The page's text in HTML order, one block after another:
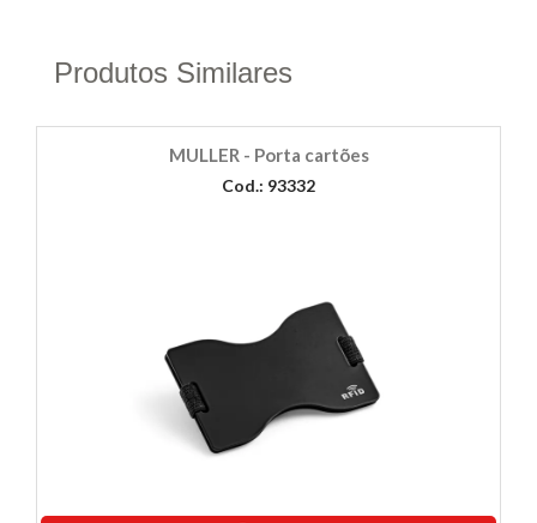
Produtos Similares
MULLER - Porta cartões
Cod.: 93332